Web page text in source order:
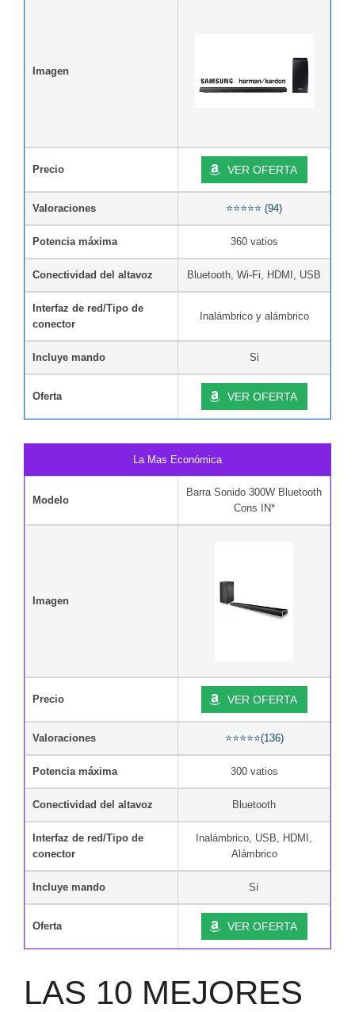
Imagen
Precio VER OFERTA
Valoraciones ⭐⭐⭐⭐⭐ (94)
Potencia máxima 360 vatios
Conectividad del altavoz Bluetooth, Wi-Fi, HDMI, USB
Interfaz de red/Tipo de
conector
Inalámbrico y alámbrico
Incluye mando Si
Oferta VER OFERTA
La Mas Económica
Modelo
Barra Sonido 300W Bluetooth
Cons IN*
Imagen
Precio VER OFERTA
Valoraciones ⭐⭐⭐⭐⭐(136)
Potencia máxima 300 vatios
Conectividad del altavoz Bluetooth
Interfaz de red/Tipo de
conector
Inalámbrico, USB, HDMI,
Alámbrico
Incluye mando Sí
Oferta VER OFERTA
LAS 10 MEJORES